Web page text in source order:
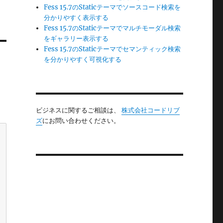
Fess 15.7のStaticテーマでソースコード検索を
分かりやすく表示する
Fess 15.7のStaticテーマでマルチモーダル検索
をギャラリー表示する
Fess 15.7のStaticテーマでセマンティック検索
を分かりやすく可視化する
ビジネスに関するご相談は、 株式会社コードリブ
ズにお問い合わせください。